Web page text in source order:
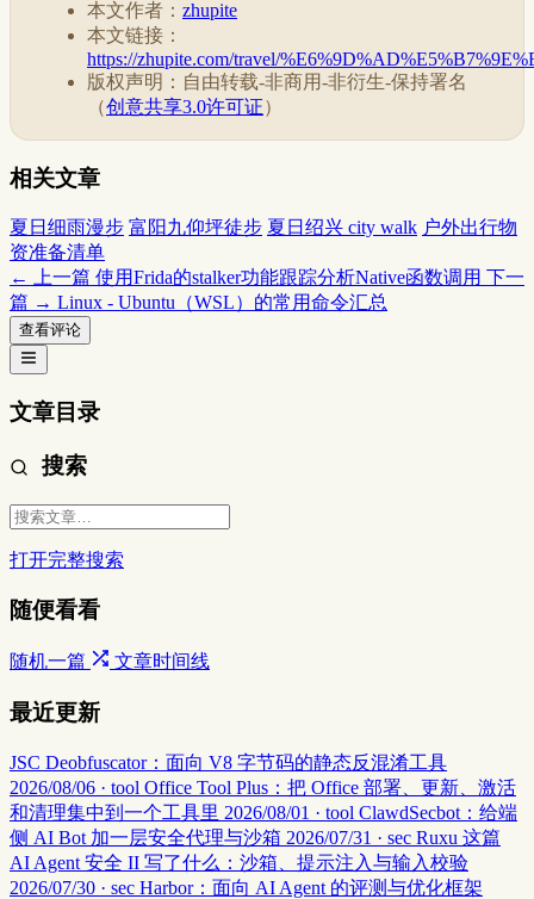
本文作者： zhupite
本文链接：
https://zhupite.com/travel/
版权声明：自由转载-非商用-非衍生-保持署名
（创意共享3.0许可证）
相关文章
夏日细雨漫步 富阳九仰坪徒步 夏日绍兴 city walk 户外出行物
资准备清单
← 上一篇 使用Frida的stalker功能跟踪分析Native函数调用
下一
篇 → Linux - Ubuntu（WSL）的常用命令汇总
查看评论
文章目录
搜索
打开完整搜索
随便看看
随机一篇 文章时间线
最近更新
JSC Deobfuscator：面向 V8 字节码的静态反混淆工具
2026/08/06 · tool Office Tool Plus：把 Office 部署、更新、激活
和清理集中到一个工具里 2026/08/01 · tool ClawdSecbot：给端
侧 AI Bot 加一层安全代理与沙箱 2026/07/31 · sec Ruxu 这篇
AI Agent 安全 II 写了什么：沙箱、提示注入与输入校验
2026/07/30 · sec Harbor：面向 AI Agent 的评测与优化框架